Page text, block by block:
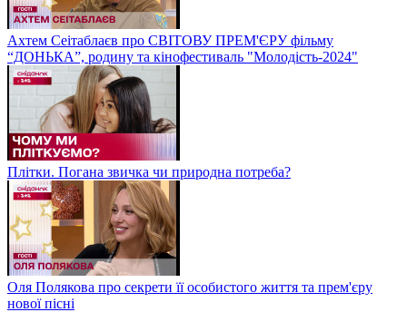
Ахтем Сеітаблаєв про СВІТОВУ ПРЕМ'ЄРУ фільму
“ДОНЬКА”, родину та кінофестиваль "Молодість-2024"
Плітки. Погана звичка чи природна потреба?
Оля Полякова про секрети її особистого життя та прем'єру
нової пісні